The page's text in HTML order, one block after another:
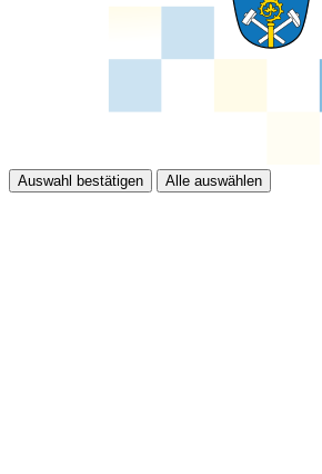
Auswahl bestätigen Alle auswählen